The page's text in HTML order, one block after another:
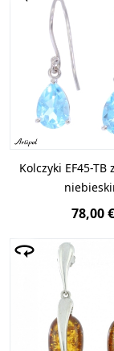
Kolczyki EF45-TB
78,00 €